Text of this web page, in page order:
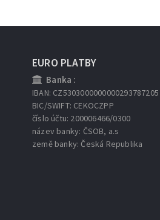
EURO PLATBY
Banka :
IBAN: CZ5303000000000293787205
BIC/SWIFT: CEKOCZPP
číslo účtu: 200006466/0300
název banky: ČSOB, a.s
země banky: Česká Republika